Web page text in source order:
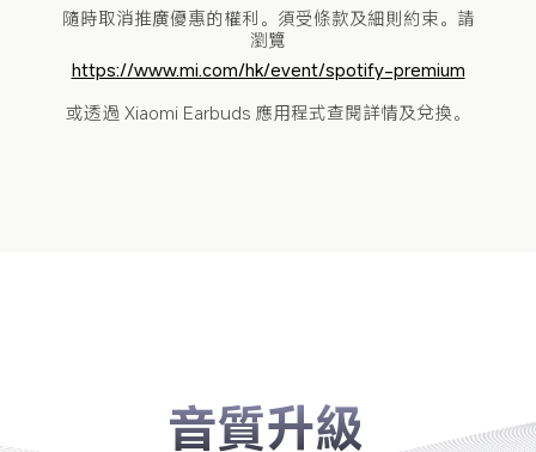
隨時取消推廣優惠的權利。須受條款及細則約束。請
瀏覽
https://www.mi.com/hk/event/spotify-premium
或透過 Xiaomi Earbuds 應用程式查閱詳情及兌換。
音質升級